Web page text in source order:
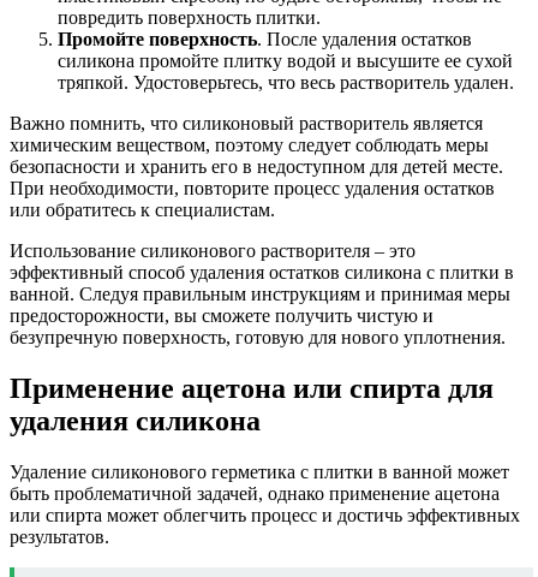
повредить поверхность плитки.
Промойте поверхность. После удаления остатков
силикона промойте плитку водой и высушите ее сухой
тряпкой. Удостоверьтесь, что весь растворитель удален.
Важно помнить, что силиконовый растворитель является
химическим веществом, поэтому следует соблюдать меры
безопасности и хранить его в недоступном для детей месте.
При необходимости, повторите процесс удаления остатков
или обратитесь к специалистам.
Использование силиконового растворителя – это
эффективный способ удаления остатков силикона с плитки в
ванной. Следуя правильным инструкциям и принимая меры
предосторожности, вы сможете получить чистую и
безупречную поверхность, готовую для нового уплотнения.
Применение ацетона или спирта для
удаления силикона
Удаление силиконового герметика с плитки в ванной может
быть проблематичной задачей, однако применение ацетона
или спирта может облегчить процесс и достичь эффективных
результатов.